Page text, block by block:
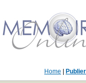
Home